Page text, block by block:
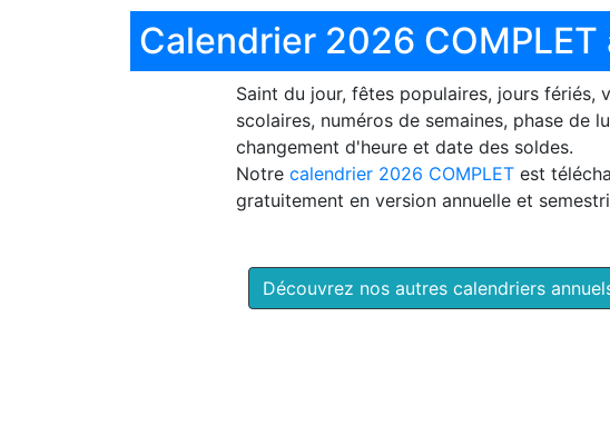
Calendrier 2026
Saint du jour, fêtes populaires, jours fériés,
scolaires, numéros de semaines, phase de
changement d'heure et date des soldes.
Notre calendrier 2026 COMPLET est
gratuitement en version annuelle et
Découvrez nos autres calendriers